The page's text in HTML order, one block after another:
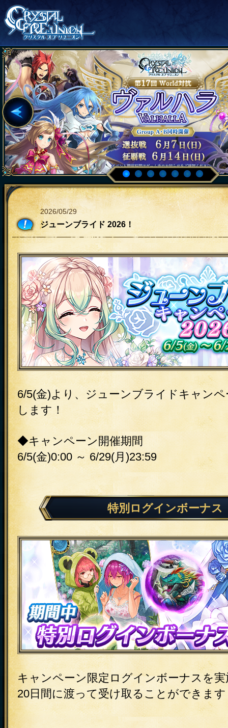
2026/05/29
ジューンブライド 2026！
6/5(金)より、ジューンブライドキャン
します！
◆キャンペーン開催期間
6/5(金)0:00 ～ 6/29(月)23:59
特別ログインボーナス
キャンペーン限定ログインボーナスを実
20日間に渡って受け取ることができます